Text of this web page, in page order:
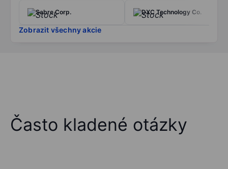
Sabre Corp. DXC Technology Co.
Zobrazit všechny akcie
Často kladené otázky